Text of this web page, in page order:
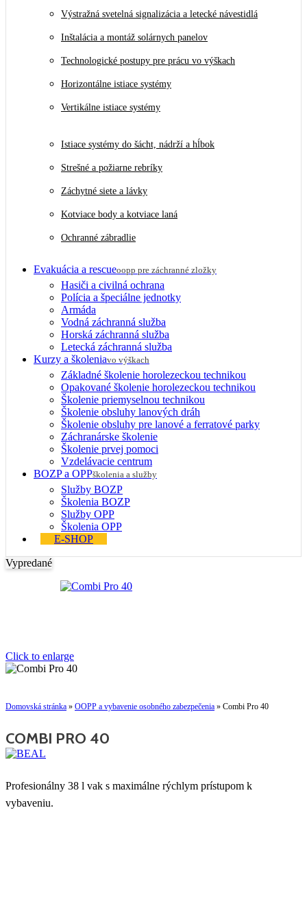
Výstražná svetelná signalizácia a letecké návestidlá
Inštalácia a montáž solárnych panelov
Technologické postupy pre prácu vo výškach
Horizontálne istiace systémy
Vertikálne istiace systémy
Istiace systémy do šácht, nádrží a hĺbok
Strešné a požiarne rebríky
Záchytné siete a lávky
Kotviace body a kotviace laná
Ochranné zábradlie
Evakuácia a rescueoopp pre záchranné zložky
Hasiči a civilná ochrana
Polícia a špeciálne jednotky
Armáda
Vodná záchranná služba
Horská záchranná služba
Letecká záchranná služba
Kurzy a školeniavo výškach
Základné školenie horolezeckou technikou
Opakované školenie horolezeckou technikou
Školenie priemyselnou technikou
Školenie obsluhy lanových dráh
Školenie obsluhy pre lanové a ferratové parky
Záchranárske školenie
Školenie prvej pomoci
Vzdelávacie centrum
BOZP a OPPškolenia a služby
Služby BOZP
Školenia BOZP
Služby OPP
Školenia OPP
E-SHOP
Vypredané
Click to enlarge
Domovská stránka » OOPP a vybavenie osobného zabezpečenia » Combi Pro 40
COMBI PRO 40
Profesionálny 38 l vak s maximálne rýchlym prístupom k
vybaveniu.